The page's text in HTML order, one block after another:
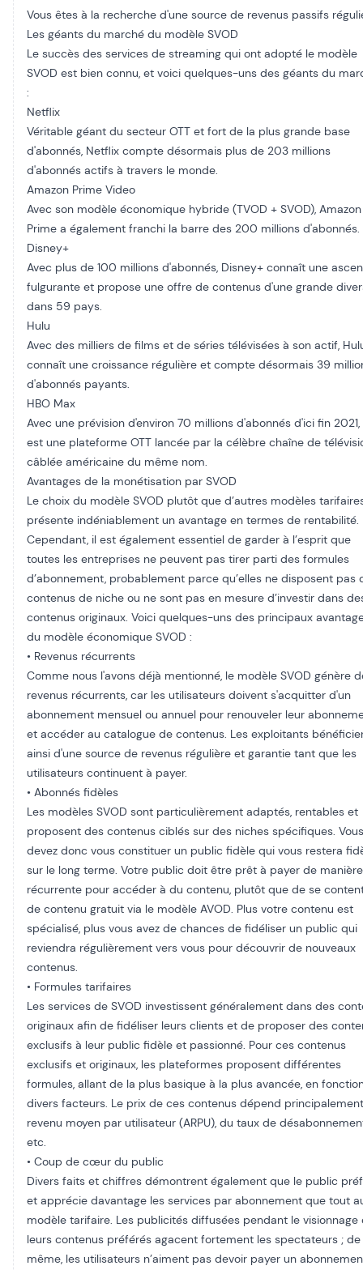
Vous êtes à la recherche d'une source de revenus passifs
Les géants du marché du modèle SVOD​
Le succès des services de streaming qui ont adopté le modèle
SVOD est bien connu, et voici quelques-uns des géants du
:
Netflix​
Véritable géant du secteur OTT et fort de la plus grande base
d'abonnés, Netflix compte désormais plus de 203 millions
d'abonnés actifs à travers le monde.
Amazon Prime Video​
Avec son modèle économique hybride (TVOD + SVOD), Amazon
Prime a également franchi la barre des 200 millions d'abonnés.
Disney+​
Avec plus de 100 millions d'abonnés, Disney+ connaît une
fulgurante et propose une offre de contenus d'une grande
dans 59 pays.
Hulu​
Avec des milliers de films et de séries télévisées à son actif,
connaît une croissance régulière et compte désormais 39
d'abonnés payants.
HBO Max​
Avec une prévision d'environ 70 millions d'abonnés d'ici fin 2021,
est une plateforme OTT lancée par la célèbre chaîne de
câblée américaine du même nom.
Avantages de la monétisation par SVOD​
Le choix du modèle SVOD plutôt que d’autres modèles
présente indéniablement un avantage en termes de rentabilité.
Cependant, il est également essentiel de garder à l’esprit que
toutes les entreprises ne peuvent pas tirer parti des formules
d’abonnement, probablement parce qu’elles ne disposent pas
contenus de niche ou ne sont pas en mesure d’investir dans
contenus originaux. Voici quelques-uns des principaux
du modèle économique SVOD :
• Revenus récurrents​
Comme nous l'avons déjà mentionné, le modèle SVOD génère
revenus récurrents, car les utilisateurs doivent s'acquitter d'un
abonnement mensuel ou annuel pour renouveler leur
et accéder au catalogue de contenus. Les exploitants
ainsi d'une source de revenus régulière et garantie tant que les
utilisateurs continuent à payer.
• Abonnés fidèles​
Les modèles SVOD sont particulièrement adaptés, rentables et
proposent des contenus ciblés sur des niches spécifiques. Vous
devez donc vous constituer un public fidèle qui vous restera
sur le long terme. Votre public doit être prêt à payer de manière
récurrente pour accéder à du contenu, plutôt que de se
de contenu gratuit via le modèle AVOD. Plus votre contenu est
spécialisé, plus vous avez de chances de fidéliser un public qui
reviendra régulièrement vers vous pour découvrir de nouveaux
contenus.
• Formules tarifaires​
Les services de SVOD investissent généralement dans des
originaux afin de fidéliser leurs clients et de proposer des
exclusifs à leur public fidèle et passionné. Pour ces contenus
exclusifs et originaux, les plateformes proposent différentes
formules, allant de la plus basique à la plus avancée, en
divers facteurs. Le prix de ces contenus dépend
revenu moyen par utilisateur (ARPU), du taux de
etc.
• Coup de cœur du public​
Divers faits et chiffres démontrent également que le public
et apprécie davantage les services par abonnement que tout
modèle tarifaire. Les publicités diffusées pendant le visionnage
leurs contenus préférés agacent fortement les spectateurs ; de
même, les utilisateurs n’aiment pas devoir payer un